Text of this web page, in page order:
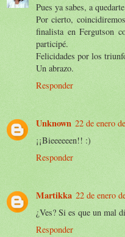
Pues ya sabes, a
Por cierto,
finalista en Fergutson
participé.
Felicidades por los
Un abrazo.
Responder
Unknown 22 de enero
¡¡Bieeeeeen!! :)
Responder
Martikka 22 de enero
¿Ves? Si es que un mal
Responder